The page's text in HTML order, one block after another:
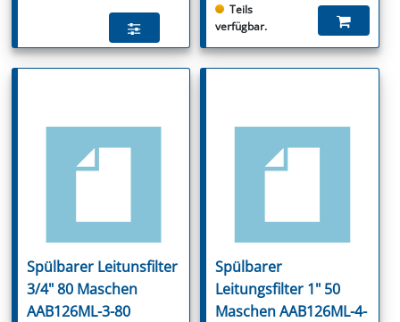
Teils
verfügbar.
Spülbarer Leitunsfilter
3/4" 80 Maschen
AAB126ML-3-80
Spülbarer
Leitungsfilter 1" 50
Maschen AAB126ML-4-